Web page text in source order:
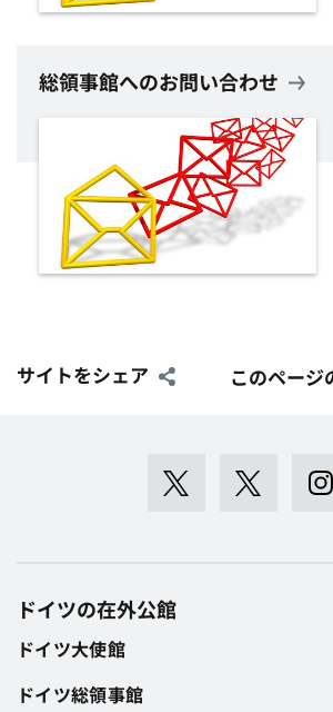
総領事館へのお問い合わせ
サイトをシェア このページ
ドイツの在外公館
ドイツ大使館
ドイツ総領事館